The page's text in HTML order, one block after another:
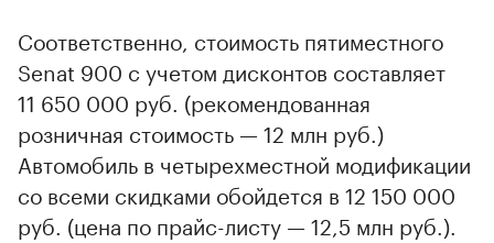
Соответственно, стоимость пятиместного
Senat 900 с учетом дисконтов составляет
11 650 000 руб. (рекомендованная
розничная стоимость — 12 млн руб.)
Автомобиль в четырехместной модификации
со всеми скидками обойдется в 12 150 000
руб. (цена по прайс-листу — 12,5 млн руб.).